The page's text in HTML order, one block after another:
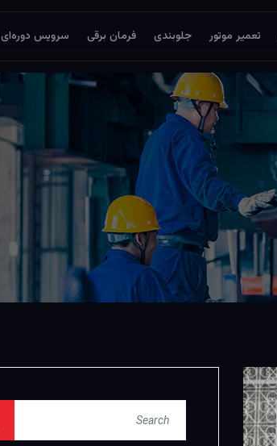
تعمیر موتور جلوبندی فرمان برقی سرویس دوره‌ای